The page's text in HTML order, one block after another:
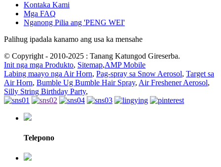
Kontaka Kami
Mga FAQ
Nganong Pilia ang 'PENG WEI'
Palihug ipadala kanamo ang usa ka mensahe
© Copyright - 2010-2025 : Tanang Katungod Gireserba.
Init nga mga Produkto, Sitemap,AMP Mobile
Labing maayo nga Air Horn, Pag-spray sa Snow Aerosol, Target sa
Air Horn, Bumble Ug Bumble Hair Spray, Air Freshener Aerosol,
Silly String Birthday Party,
Telepono